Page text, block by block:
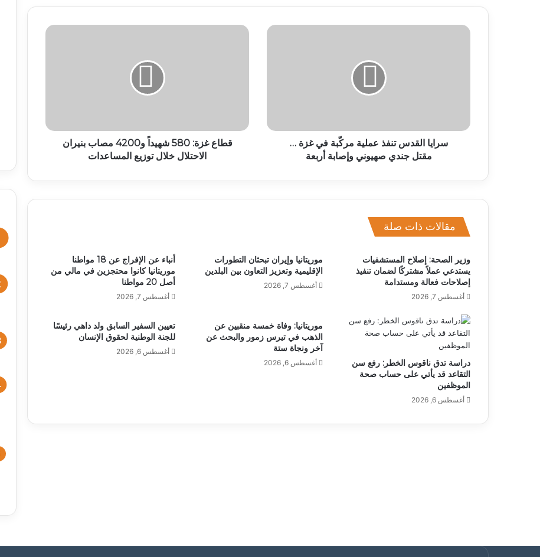
سرايا القدس تنفذ عملية مركّبة في غزة …
مقتل جندي صهيوني وإصابة أربعة
قطاع غزة: 580 شهيداً و4200 مصاب بنيران
الاحتلال خلال توزيع المساعدات
مقالات ذات صلة
وزير الصحة: إصلاح المستشفيات
يستدعي عملاً مشتركًا لضمان تنفيذ
إصلاحات فعالة ومستدامة
أغسطس 7, 2026
موريتانيا وإيران تبحثان التطورات
الإقليمية وتعزيز التعاون بين البلدين
أغسطس 7, 2026
أنباء عن الإفراج عن 18 مواطنا
موريتانيا كانوا محتجزين في مالي من
أصل 20 مواطنا
أغسطس 7, 2026
دراسة تدق ناقوس الخطر: رفع سن
التقاعد قد يأتي على حساب صحة
الموظفين
أغسطس 6, 2026
موريتانيا: وفاة خمسة منقبين عن
الذهب في تيرس زمور والبحث عن
آخر ونجاة ستة
أغسطس 6, 2026
تعيين السفير السابق ولد داهي رئيسًا
للجنة الوطنية لحقوق الإنسان
أغسطس 6, 2026